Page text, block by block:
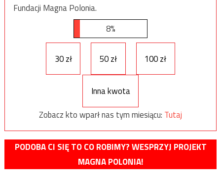
Fundacji Magna Polonia.
8%
30 zł 50 zł 100 zł
Inna kwota
Zobacz kto wparł nas tym miesiącu: Tutaj
PODOBA CI SIĘ TO CO ROBIMY? WESPRZYJ PROJEKT
MAGNA POLONIA!